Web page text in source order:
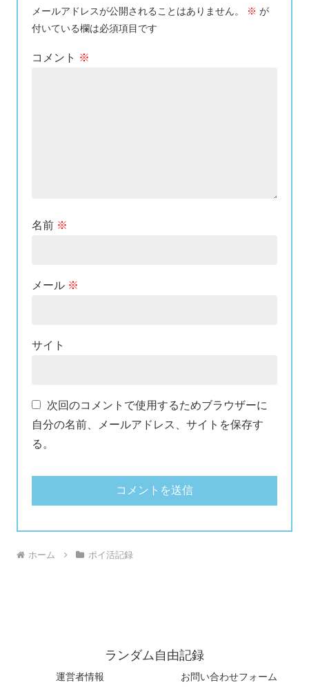
メールアドレスが公開されることはありません。 ※ が
付いている欄は必須項目です
コメント ※
名前 ※
メール ※
サイト
次回のコメントで使用するためブラウザーに
自分の名前、メールアドレス、サイトを保存す
る。
ホーム ポイ活記録
ランダム自由記録
運営者情報 お問い合わせフォーム